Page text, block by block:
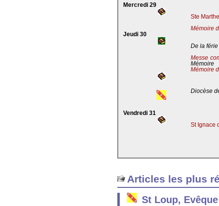
Mercredi 29
Ste
Mémoire
Jeudi 30
De la férie
Messe
Mémoire
Mémoire
Diocèse
Vendredi 31
St Ignace
Articles les plus
St Loup,